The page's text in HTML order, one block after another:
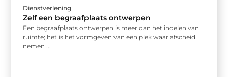
Dienstverlening
Zelf een begraafplaats ontwerpen
Een begraafplaats ontwerpen is meer dan het indelen van
ruimte; het is het vormgeven van een plek waar afscheid
nemen ...